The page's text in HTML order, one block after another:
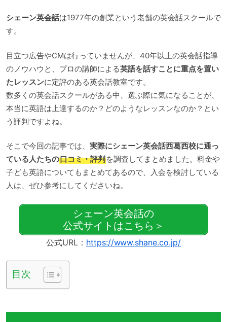
シェーン英会話は1977年の創業という老舗の英会話スクールで
す。
目立つ広告やCMは行っていませんが、40年以上の英会話指導
のノウハウと、プロの講師による英語を話すことに重点を置い
たレッスンに定評のある英会話教室です。
数多くの英会話スクールがある中、選ぶ際に気になることが、
本当に英語は上達するのか？どのようなレッスンなのか？とい
う評判ですよね。
そこで今回の記事では、 実際にシェーン英会話西葛西校に通っ
ている人たちの口コミ・評判を調査してまとめました。料金や
子ども英語についてもまとめてあるので、入会を検討している
人は、ぜひ参考にしてくださいね。
シェーン英会話の
公式サイトはこちら＞
公式URL： https://www.shane.co.jp/
目次